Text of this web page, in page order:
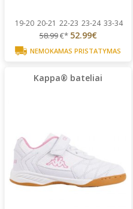
19-20 20-21 22-23 23-24 33-34
58.99€* 52.99€
NEMOKAMAS PRISTATYMAS
Kappa® bateliai